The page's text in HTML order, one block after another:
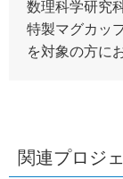
数理科学研究
特製マグカッ
を対象の方に
関連プロジ